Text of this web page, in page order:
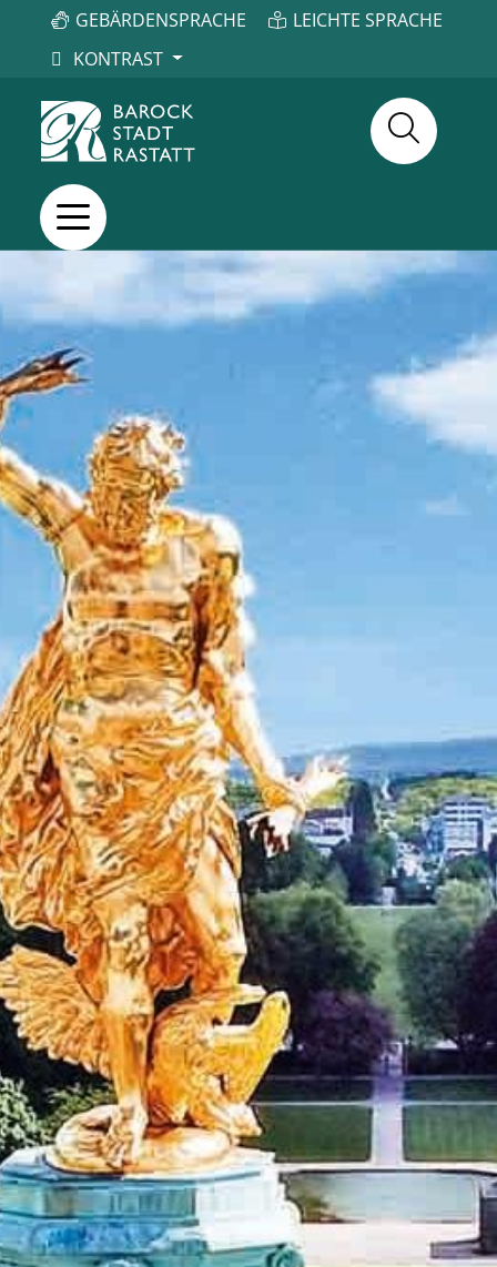
GEBÄRDENSPRACHE
LEICHTE SPRACHE
KONTRAST